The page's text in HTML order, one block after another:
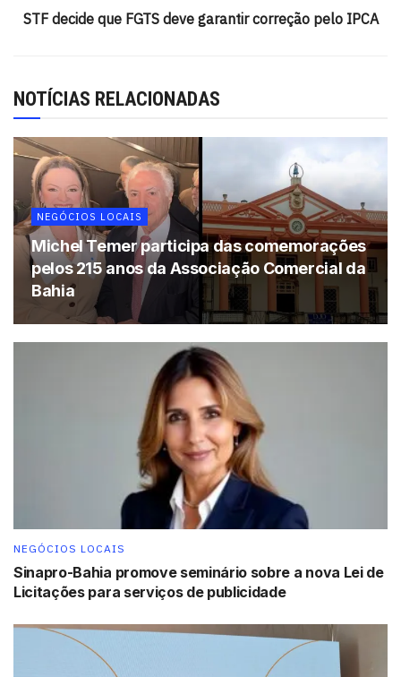
Sabrina falou sobre o sucesso da franquia
“O curso técnico vem se destacando. E aqui na Grau
Técnico desenvolvemos várias estratégicas e
características que garantem a sua qualidade. Atuamos
na relevância dos programas sociais, com estrutura de
qualidade, um corpo docente experiente de excelência, e
o nosso network com empresas parceiras, como as
indústrias. Isso ajuda muito para atuarmos no nosso
diferencial, que é o de ter uma agência de empregos
STF decide que FGTS deve garantir correção pelo IPCA
NOTÍCIAS RELACIONADAS
NEGÓCIOS LOCAIS
Michel Temer participa das comemorações
pelos 215 anos da Associação Comercial da
Bahia
NEGÓCIOS LOCAIS
Sinapro-Bahia promove seminário sobre a nova Lei de
Licitações para serviços de publicidade